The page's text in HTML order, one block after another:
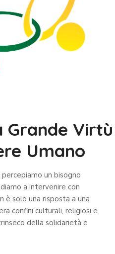
Grande Virtù
Umano
un bisogno
a intervenire con
è solo una risposta a una
confini culturali, religiosi e
della solidarietà e